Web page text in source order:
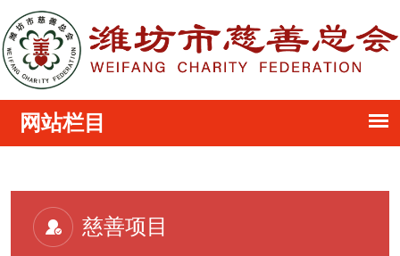
慈善项目